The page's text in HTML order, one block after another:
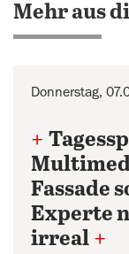
Mehr aus
Donnerstag,
+
Fassade
Experte
irreal +